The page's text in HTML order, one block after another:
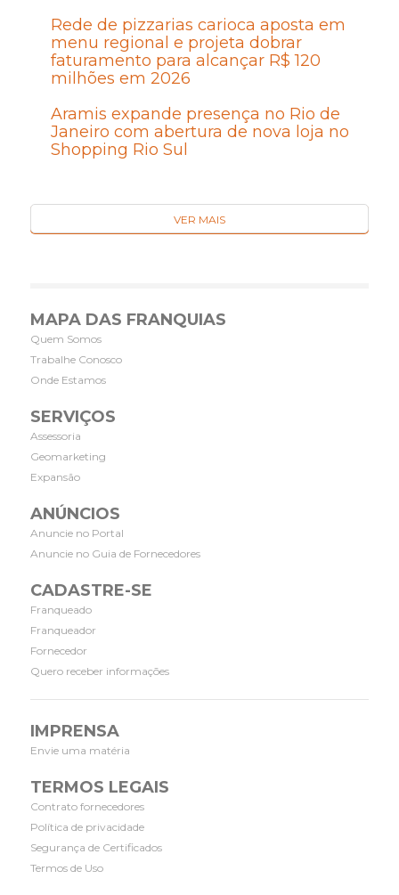
Rede de pizzarias carioca aposta em
menu regional e projeta dobrar
faturamento para alcançar R$ 120
milhões em 2026
Aramis expande presença no Rio de
Janeiro com abertura de nova loja no
Shopping Rio Sul
VER MAIS
MAPA DAS FRANQUIAS
Quem Somos
Trabalhe Conosco
Onde Estamos
SERVIÇOS
Assessoria
Geomarketing
Expansão
ANÚNCIOS
Anuncie no Portal
Anuncie no Guia de Fornecedores
CADASTRE-SE
Franqueado
Franqueador
Fornecedor
Quero receber informações
IMPRENSA
Envie uma matéria
TERMOS LEGAIS
Contrato fornecedores
Política de privacidade
Segurança de Certificados
Termos de Uso